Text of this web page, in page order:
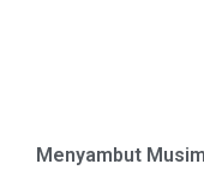
Menyambut